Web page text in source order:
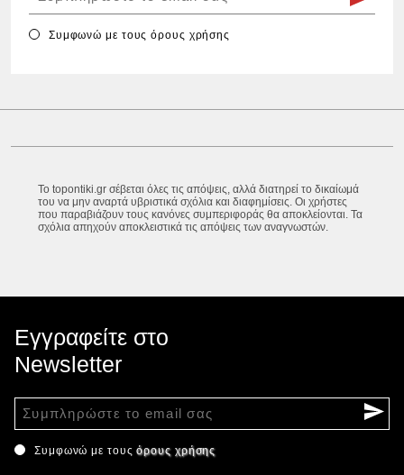
Συμφωνώ με τουςόρους χρήσης
Το topontiki.gr σέβεται όλες τις απόψεις, αλλά διατηρεί το δικαίωμά
του να μην αναρτά υβριστικά σχόλια και διαφημίσεις. Οι χρήστες
που παραβιάζουν τους κανόνες συμπεριφοράς θα αποκλείονται. Τα
σχόλια απηχούν αποκλειστικά τις απόψεις των αναγνωστών.
Εγγραφείτε στο
Newsletter
Συμφωνώ με τουςόρους χρήσης